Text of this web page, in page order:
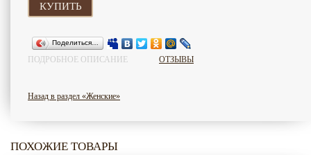
КУПИТЬ
Поделиться…
ПОДРОБНОЕ ОПИСАНИЕ ОТЗЫВЫ
Назад в раздел «Женские»
ПОХОЖИЕ ТОВАРЫ